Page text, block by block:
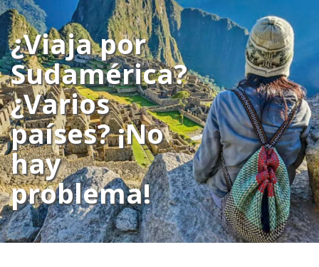
¿Viaja por
Sudamérica?
¿Varios
países? ¡No
hay
problema!